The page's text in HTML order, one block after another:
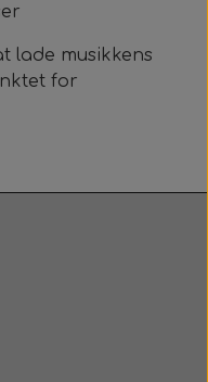
lade musikkens
for